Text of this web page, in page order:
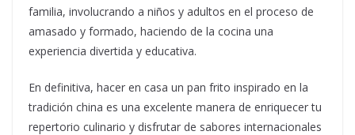
familia, involucrando a niños y adultos en el proceso de
amasado y formado, haciendo de la cocina una
experiencia divertida y educativa.
En definitiva, hacer en casa un pan frito inspirado en la
tradición china es una excelente manera de enriquecer tu
repertorio culinario y disfrutar de sabores internacionales